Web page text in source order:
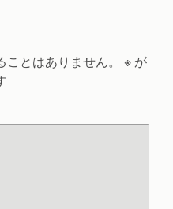
とはありません。 ※ が